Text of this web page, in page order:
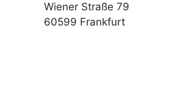
Wiener Straße 79
60599 Frankfurt